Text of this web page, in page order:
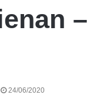
–
24/06/2020